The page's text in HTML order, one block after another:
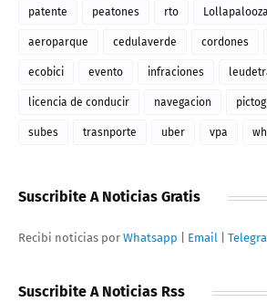
patente peatones rto Lollapalooza
aeroparque cedulaverde cordones
ecobici evento infraciones
licencia de conducir navegacion
subes trasnporte uber vpa
Suscribite A Noticias Gratis
Recibi noticias por Whatsapp Email
Suscribite A Noticias Rss